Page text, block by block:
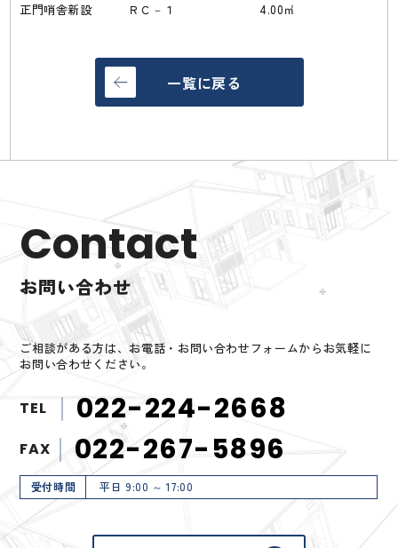
正門哨舎新設 ＲＣ－１ 4.00㎡
一覧に戻る
Contact
お問い合わせ
ご相談がある方は、お電話・お問い合わせフォームからお気軽に
お問い合わせください。
TEL 022-224-2668
FAX 022-267-5896
受付時間 平日 9:00 ～ 17:00